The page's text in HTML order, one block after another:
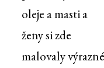
oleje a masti a
ženy si zde
malovaly výrazné